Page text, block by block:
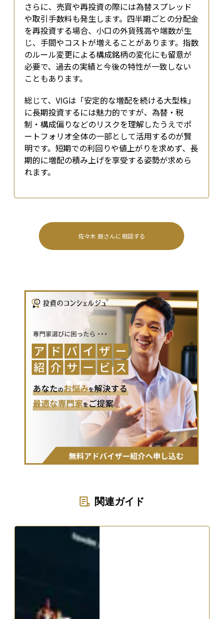
さらに、売買や再投資の際には為替スプレッド
や取引手数料も発生します。四半期ごとの分配金
を再投資する場合、小口の外貨残高や端数が生
じ、手間やコストが増えることがあります。指数
のルール変更による構成銘柄の変化にも留意が
必要で、過去の実績と今後の特性が一致しない
こともあります。
総じて、VIGは「安定的な増配を続ける大型株」
に長期投資するには魅力的ですが、為替・税
制・構成偏りなどのリスクを理解したうえでポ
ートフォリオ全体の一部として活用するのが賢
明です。短期での利回りや値上がりを求めず、長
期的に増配の積み上げを享受する姿勢が求めら
れます。
佐々木 辰さんに相談する
関連ガイド